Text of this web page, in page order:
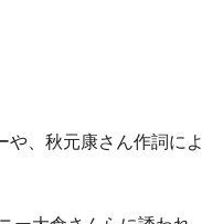
、秋元康さん作詞によ